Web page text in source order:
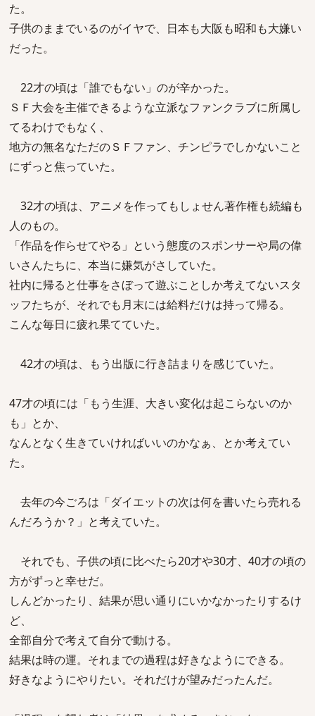
た。
子供のままでいるのがイヤで、日本も大阪も昭和も大嫌い
だった。
22才の頃は「誰でもない」のが辛かった。
ＳＦ大会を主催できるような立派なファンクラブに所属し
てるわけでもなく、
地方の無名なただのＳＦファン、チンピラでしかないこと
にずっと焦っていた。
32才の頃は、アニメを作ってもしょせん著作権も続編も
人のもの。
「作品を作らせてやる」という態度のスポンサーや局の偉
いさんたちに、本当に嫌気がさしていた。
社内に帰ると仕事をさぼって遊ぶことしか考えてないスタ
ッフたちが、それでも月末には給料だけは持って帰る。
こんな毎日に疲れ果てていた。
42才の頃は、もう出版に行き詰まりを感じていた。
47才の頃には「もう生涯、大きい変化は起こらないのか
も」とか、
なんとなく生きていければいいのかなぁ、とか考えてい
た。
去年の今ごろは「ダイエットの次は何を書いたら売れる
んだろうか？」と考えていた。
それでも、子供の頃に比べたら20才や30才、40才の頃の
方がずっと幸せだ。
しんどかったり、結果が思い通りにいかなかったりするけ
ど、
全部自分で考えて自分で動ける。
結果は時の運。それまでの過程は好きなようにできる。
好きなようにやりたい。それだけが望みだったんだ。